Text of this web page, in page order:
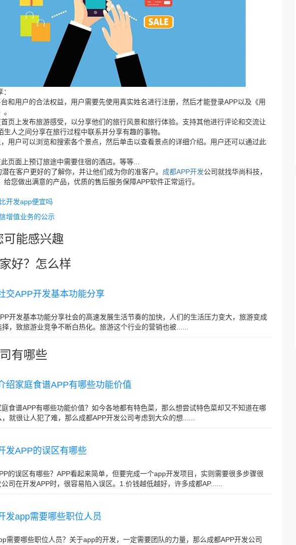
和用户的合法权益，用户需要先使用真实姓名进行注册，然后才能登录APP以及《用
页上发布旅游感受，以分享他们的旅行风景和旅行体验。支持其他进行评论和交流让
人之间分享在旅行过程中联系并分享有趣的事物。
用户可以浏览和搜索各个景点，然后单击以查看景点的详细介绍。用户还可以通过此
页面上预订旅途中需要住宿的酒店。等等...
在客户更好的了解你，并让他们成为你的准客户。 成都APP开发公司就找华尚科技，
您做出满意的产品，优质的售后服务保障APP软件正常运行。
开发app便宜吗
增值业务的公示
可能感兴趣
好？怎么样
交APP开发基本功能分享
开发基本功能分享社会的高速发展生活节奏的加快，人们的生活压力变大，旅游变成
，致旅游业竞争不断白热化。旅游这个行业的营销也被......
有哪些
绍家庭食谱APP有哪些功能价值
食谱APP有哪些功能价值？如今各地都有特色菜，那么想尝试特色菜却又不知道在哪
就很让人犯了难，那么成都APP开发公司考虑到大众的想......
发APP的误区有哪些
的误区有哪些？APP看起来简单，但要完成一个app开发项目，实则需要很多步骤很
司在开发APP时，很容易陷入误区。1.价钱越低越好，许多成都AP......
发app需要哪些职位人员
需要哪些职位人员？关于app的开发，一定需要团队的力量，那么成都APP开发公司